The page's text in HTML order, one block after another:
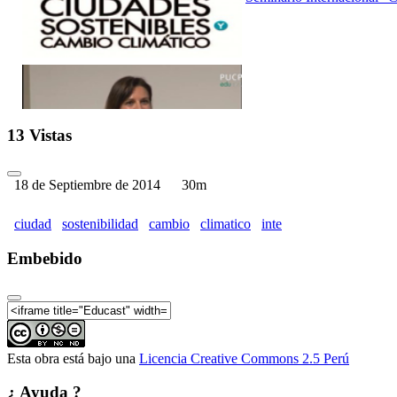
13 Vistas
18 de Septiembre de 2014 30m
ciudad sostenibilidad cambio climatico inte
Embebido
Esta obra está bajo una Licencia Creative Commons 2.5 Perú
¿ Ayuda ?